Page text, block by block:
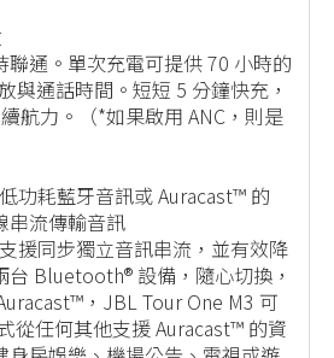
聯通。單次充電可提供 70 小時的
與通話時間。短短 5 分鐘快充，
航力。（*如果啟用 ANC，則是
功耗藍牙音訊或 Auracast™ 的
串流傳輸音訊
援同步獨立音訊串流，並有效降
Bluetooth® 設備，隨心切換，
，JBL Tour One M3 可
從任何其他支援 Auracast™ 的資